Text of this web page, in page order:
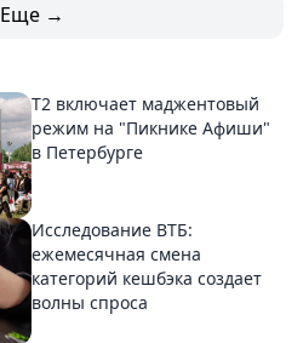
Еще →
Т2 включает маджентовый
режим на "Пикнике Афиши"
в Петербурге
Исследование ВТБ:
ежемесячная смена
категорий кешбэка создает
волны спроса